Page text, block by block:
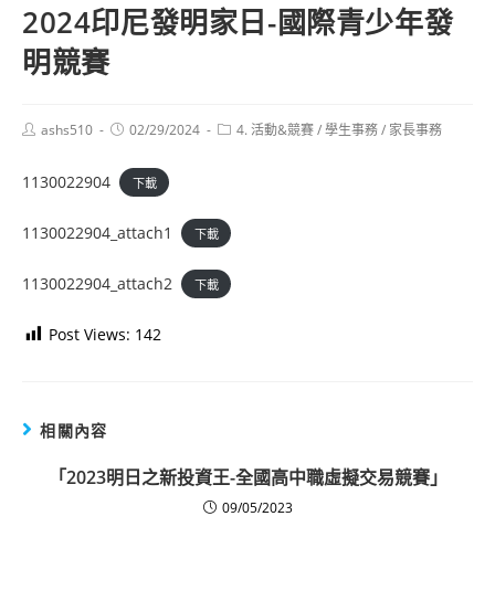
2024印尼發明家日-國際青少年發
明競賽
Postashs510
Post02/29/2024
Post4. 活動&競賽/學生事務/ 家長事務
1130022904 下載
1130022904_attach1 下載
1130022904_attach2 下載
Post Views: 142
相關內容
「2023明日之新投資王-全國高中職虛擬交易競賽」
09/05/2023